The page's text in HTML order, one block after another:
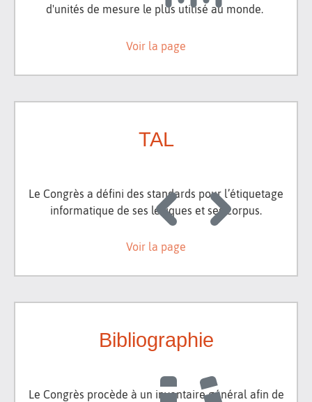
d'unités de mesure le plus utilisé au monde.
Voir la page
TAL
Le Congrès a défini des standards pour l’étiquetage
informatique de ses lexiques et ses corpus.
Voir la page
Bibliographie
Le Congrès procède à un inventaire général afin de